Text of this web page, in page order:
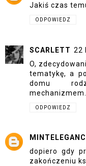
Jakiś czas
ODPOWIEDZ
SCARLETT 22
O,
tematykę, a
domu
mechanizmem.
ODPOWIEDZ
dopiero gdy
zakończeniu